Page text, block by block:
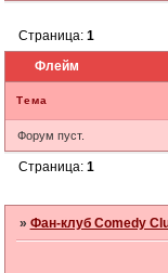
Флейм
Страница: 1
Тема
Форум пуст.
Страница: 1
» Фан-клуб Comedy